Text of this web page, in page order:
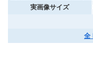
実画像サイズ
全